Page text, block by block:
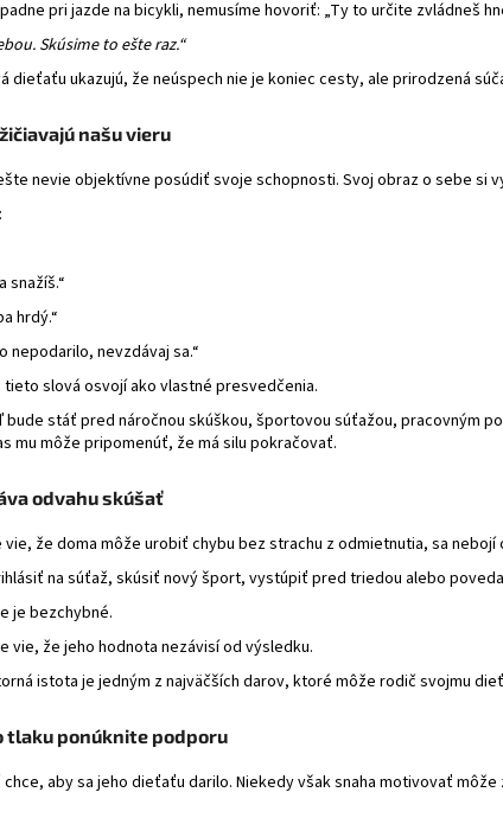
pri jazde na bicykli, nemusíme hovoriť: „Ty to určite zvládneš
Skúsime to ešte raz.“
dieťaťu ukazujú, že neúspech nie je koniec cesty, ale prirodzená
našu vieru
nevie objektívne posúdiť svoje schopnosti. Svoj obraz o sebe si
snažíš.“
hrdý.“
nepodarilo, nevzdávaj sa.“
slová osvojí ako vlastné presvedčenia.
bude stáť pred náročnou skúškou, športovou súťažou, pracovným
mu môže pripomenúť, že má silu pokračovať.
odvahu skúšať
že doma môže urobiť chybu bez strachu z odmietnutia, sa nebojí
na súťaž, skúsiť nový šport, vystúpiť pred triedou alebo
je bezchybné.
vie, že jeho hodnota nezávisí od výsledku.
istota je jedným z najväčších darov, ktoré môže rodič svojmu
tlaku ponúknite podporu
aby sa jeho dieťaťu darilo. Niekedy však snaha motivovať môže